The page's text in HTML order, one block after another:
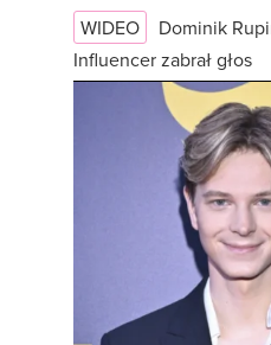
WIDEO
Dominik
Influencer zabrał głos